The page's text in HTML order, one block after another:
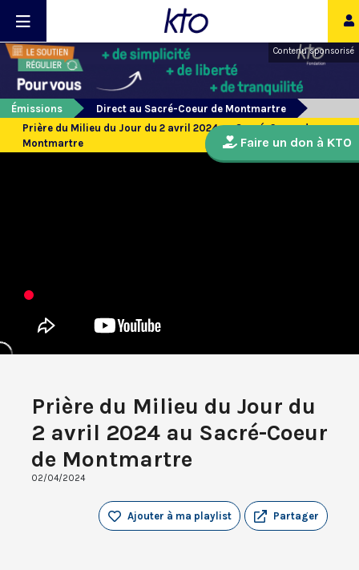
Contenu sponsorisé
Émissions
Direct au Sacré-Coeur de Montmartre
Prière du Milieu du Jour du 2 avril 2024 au Sacré-Coeur de
Montmartre
Prière du Milieu du Jour du
2 avril 2024 au Sacré-Coeur
de Montmartre
02/04/2024
Partager
Ajouter à ma playlist
Faire un don à KTO